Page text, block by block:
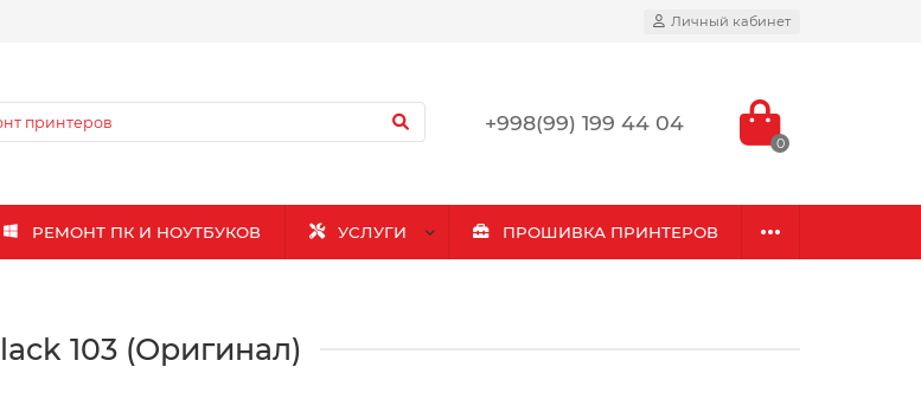
Личный кабинет
+998(99) 199 44 04
0
РЕМОНТ ПК И НОУТБУКОВ УСЛУГИ ПРОШИВКА ПРИНТЕРОВ
103 (Оригинал)